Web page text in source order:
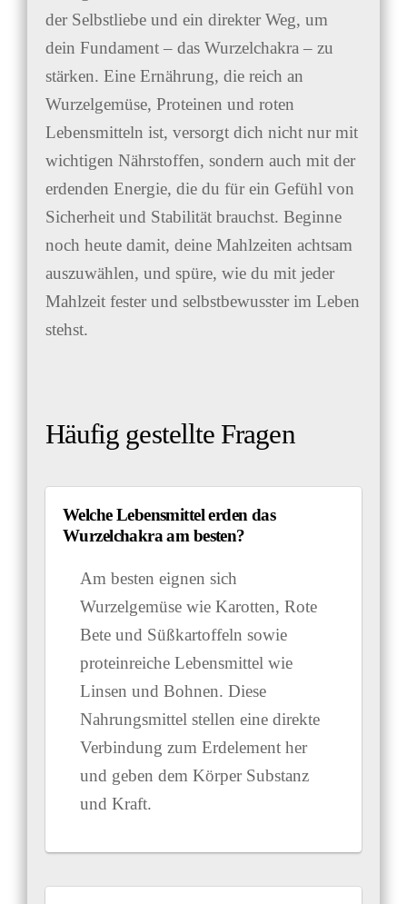
der Selbstliebe und ein direkter Weg, um
dein Fundament – das Wurzelchakra – zu
stärken. Eine Ernährung, die reich an
Wurzelgemüse, Proteinen und roten
Lebensmitteln ist, versorgt dich nicht nur mit
wichtigen Nährstoffen, sondern auch mit der
erdenden Energie, die du für ein Gefühl von
Sicherheit und Stabilität brauchst. Beginne
noch heute damit, deine Mahlzeiten achtsam
auszuwählen, und spüre, wie du mit jeder
Mahlzeit fester und selbstbewusster im Leben
stehst.
Häufig gestellte Fragen
Welche Lebensmittel erden das
Wurzelchakra am besten?
Am besten eignen sich
Wurzelgemüse wie Karotten, Rote
Bete und Süßkartoffeln sowie
proteinreiche Lebensmittel wie
Linsen und Bohnen. Diese
Nahrungsmittel stellen eine direkte
Verbindung zum Erdelement her
und geben dem Körper Substanz
und Kraft.